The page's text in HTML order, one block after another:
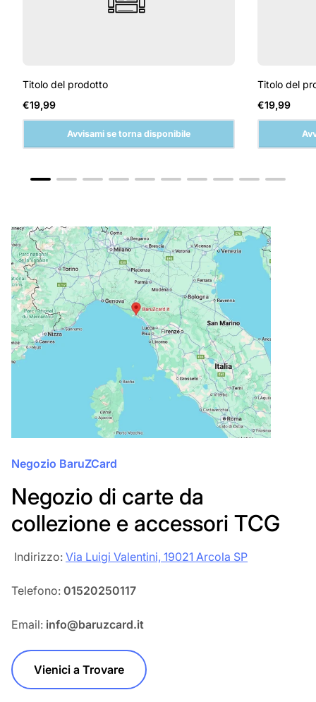
Titolo del prodotto
Prezzo
normale
€19,99
Avvisami se torna disponibile
Titolo del
Prezzo
normale
€19,99
Negozio BaruZCard
Negozio di carte da
collezione e accessori TCG
‎‎ Indirizzo: Via Luigi Valentini, 19021 Arcola SP
Telefono: 01520250117
Email: info@baruzcard.it
Vienici a Trovare